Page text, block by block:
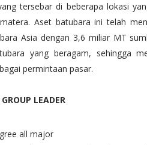
tersebar di beberapa lokasi
Aset batubara ini telah
Asia dengan 3,6 miliar MT
yang beragam, sehingga
permintaan pasar.
LEADER
all major